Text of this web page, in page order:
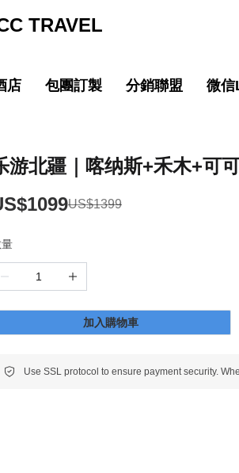
TRAVEL
惠旅全球甄選
惠旅甄選火車系列
輕旅行(美洲)
輕旅行(歐洲)
New
New
郵輪品牌專區
惠旅全球甄選
惠旅甄選火車系列
輕旅行(美洲)
輕旅行(歐洲)
New
New
路線
郵輪品牌專區
店 包團訂製 分銷聯盟 微信
游北疆｜喀纳斯+禾木+可
US$1399
加入購物車